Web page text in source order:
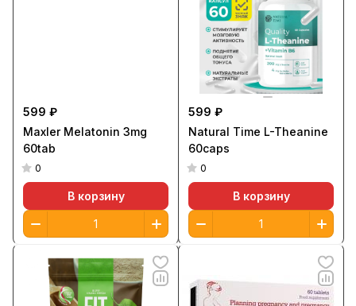
599 ₽
Maxler Melatonin 3mg
60tab
0
В корзину
599 ₽
Natural Time L-Theanine
60caps
0
В корзину